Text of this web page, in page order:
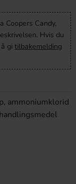
Coopers Candy,
Hvis du
gi tilbakemelding
ammoniumklorid